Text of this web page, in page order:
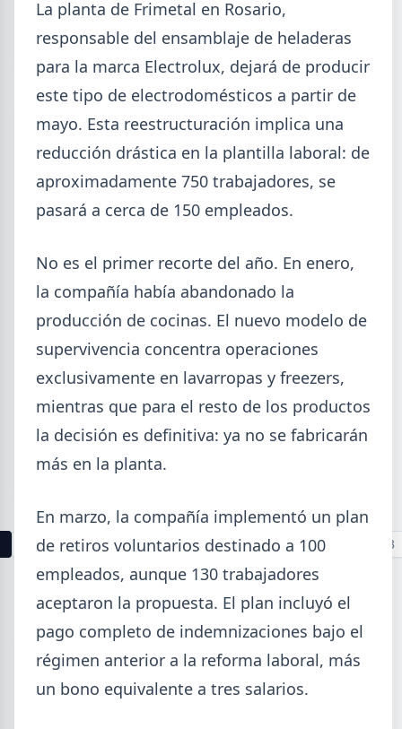
5,7% en 2026 y la capacidad instalada bajó a 40,8%,
Producción Mundial de Acero –
Junio 2026
La producción mundial de acero crudo alcanzó
155,7 Mt en junio 2026 (+1,7% i.a.), mientras el
acumulado enero-junio retrocede 0,7%.
3 4 5 6 7 8 9 10 11 13
Buscar
La planta de Frimetal en Rosario,
responsable del ensamblaje de heladeras
para la marca Electrolux, dejará de producir
este tipo de electrodomésticos a partir de
mayo. Esta reestructuración implica una
reducción drástica en la plantilla laboral: de
aproximadamente 750 trabajadores, se
pasará a cerca de 150 empleados.
No es el primer recorte del año. En enero,
la compañía había abandonado la
producción de cocinas. El nuevo modelo de
supervivencia concentra operaciones
exclusivamente en lavarropas y freezers,
mientras que para el resto de los productos
la decisión es definitiva: ya no se fabricarán
más en la planta.
En marzo, la compañía implementó un plan
de retiros voluntarios destinado a 100
empleados, aunque 130 trabajadores
aceptaron la propuesta. El plan incluyó el
pago completo de indemnizaciones bajo el
régimen anterior a la reforma laboral, más
un bono equivalente a tres salarios.